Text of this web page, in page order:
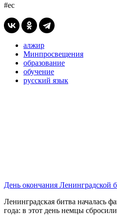
#ес
алжир
Минпросвещения
образование
обучение
русский язык
День окончания Ленинградской
Ленинградская битва началась
года: в этот день немцы